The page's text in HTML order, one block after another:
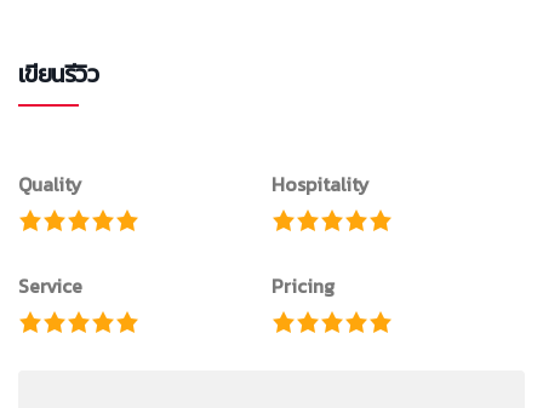
เขียนรีวิว
Quality Hospitality
Service Pricing